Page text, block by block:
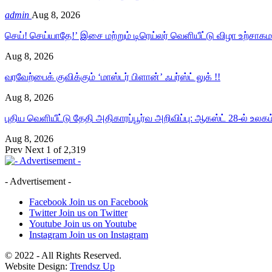
admin Aug 8, 2026
செய்! செய்யாதே!’ இசை மற்றும் டிரெய்லர் வெளியீட்டு விழா
Aug 8, 2026
வரவேற்பைக் குவிக்கும் ‘மாஸ்டர் பிளான்’ ஃபர்ஸ்ட் லுக் !!
Aug 8, 2026
புதிய வெளியீட்டு தேதி அதிகாரப்பூர்வ அறிவிப்பு: ஆகஸ்ட் 28-ல்
Aug 8, 2026
Prev Next 1 of 2,319
- Advertisement -
Facebook Join us on Facebook
Twitter Join us on Twitter
Youtube Join us on Youtube
Instagram Join us on Instagram
© 2022 - All Rights Reserved.
Website Design: Trendsz Up